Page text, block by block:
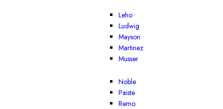
Leho
Ludwig
Mayson
Martinez
Musser
Noble
Paiste
Remo